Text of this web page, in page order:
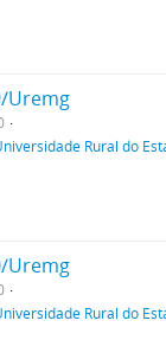
Uremg
Rural do
Uremg
Rural do